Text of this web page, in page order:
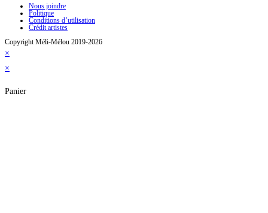
Nous joindre
Politique
Conditions d’utilisation
Crédit artistes
Copyright Méli-Mélou 2019-2026
×
×
Panier